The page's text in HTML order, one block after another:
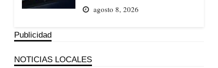
agosto 8, 2026
Publicidad
NOTICIAS LOCALES